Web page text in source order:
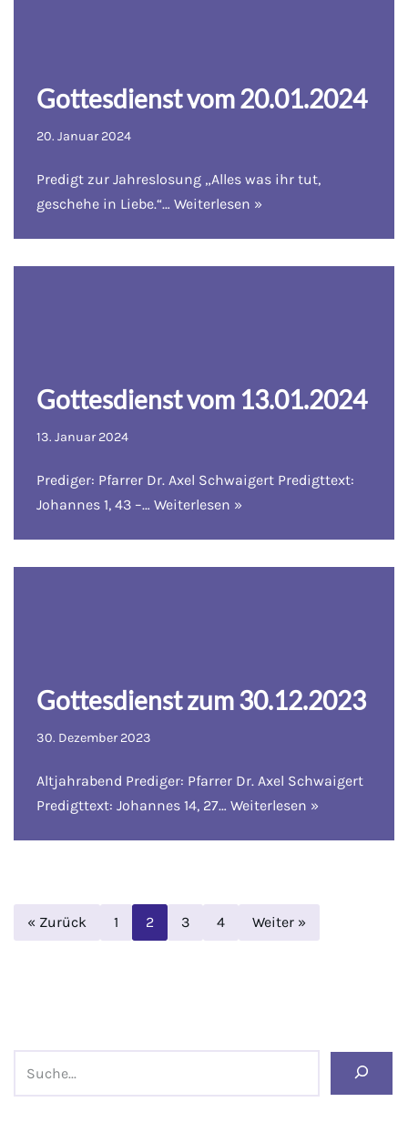
Gottesdienst vom 20.01.2024
20. Januar 2024
Predigt zur Jahreslosung „Alles was ihr tut,
geschehe in Liebe.“… Weiterlesen »
Gottesdienst vom 13.01.2024
13. Januar 2024
Prediger: Pfarrer Dr. Axel Schwaigert Predigttext:
Johannes 1, 43 –… Weiterlesen »
Gottesdienst zum 30.12.2023
30. Dezember 2023
Altjahrabend Prediger: Pfarrer Dr. Axel Schwaigert
Predigttext: Johannes 14, 27… Weiterlesen »
« Zurück 1 2 3 4 Weiter »